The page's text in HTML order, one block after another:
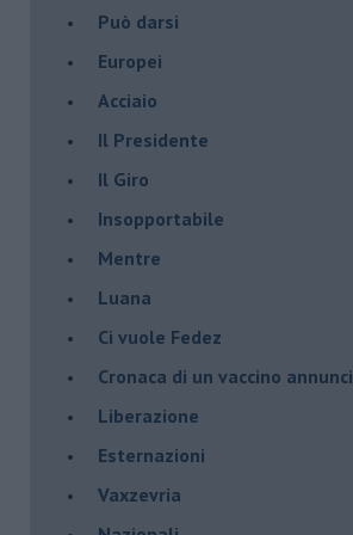
Può darsi
Europei
Acciaio
Il Presidente
​Il Giro
Insopportabile
​Mentre
Luana
​Ci vuole Fedez
​Cronaca di un vaccino
​Liberazione
Esternazioni
Vaxzevria